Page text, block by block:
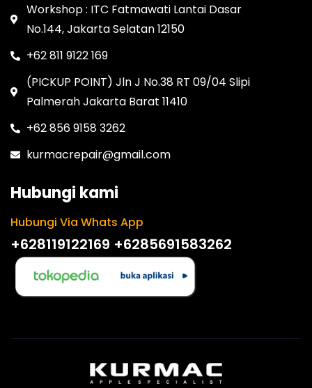
Workshop : ITC Fatmawati Lantai Dasar
No.144, Jakarta Selatan 12150
+62 811 9122 169
(PICKUP POINT) Jln J No.38 RT 09/04 Slipi
Palmerah Jakarta Barat 11410
+62 856 9158 3262
kurmacrepair@gmail.com
Hubungi kami
Hubungi Via Whats App
+628119122169 +6285691583262